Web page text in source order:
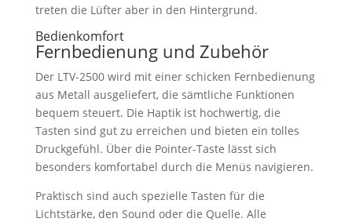
treten die Lüfter aber in den Hintergrund.
Bedienkomfort
Fernbedienung und Zubehör
Der LTV-2500 wird mit einer schicken Fernbedienung
aus Metall ausgeliefert, die sämtliche Funktionen
bequem steuert. Die Haptik ist hochwertig, die
Tasten sind gut zu erreichen und bieten ein tolles
Druckgefühl. Über die Pointer-Taste lässt sich
besonders komfortabel durch die Menüs navigieren.
Praktisch sind auch spezielle Tasten für die
Lichtstärke, den Sound oder die Quelle. Alle